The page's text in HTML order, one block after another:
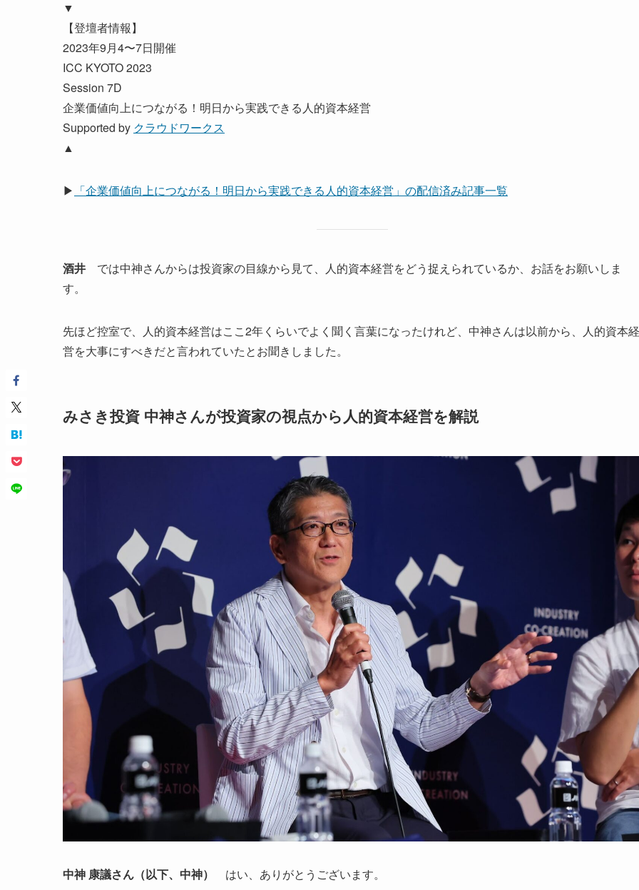
▼
【登壇者情報】
2023年9月4〜7日開催
ICC KYOTO 2023
Session 7D
企業価値向上につながる！明日から実践できる人的資本経営
Supported by クラウドワークス
▲
▶ 「企業価値向上につながる！明日から実践できる人的資本経営」の配信済み記事一覧
酒井 では中神さんからは投資家の目線から見て、人的資本経営をどう捉えられているか、お話をお願いしま
す。
先ほど控室で、人的資本経営はここ2年くらいでよく聞く言葉になったけれど、中神さんは以前から、人的資本経
営を大事にすべきだと言われていたとお聞きしました。
みさき投資 中神さんが投資家の視点から人的資本経営を解説
中神 康議さん（以下、中神） はい、ありがとうございます。